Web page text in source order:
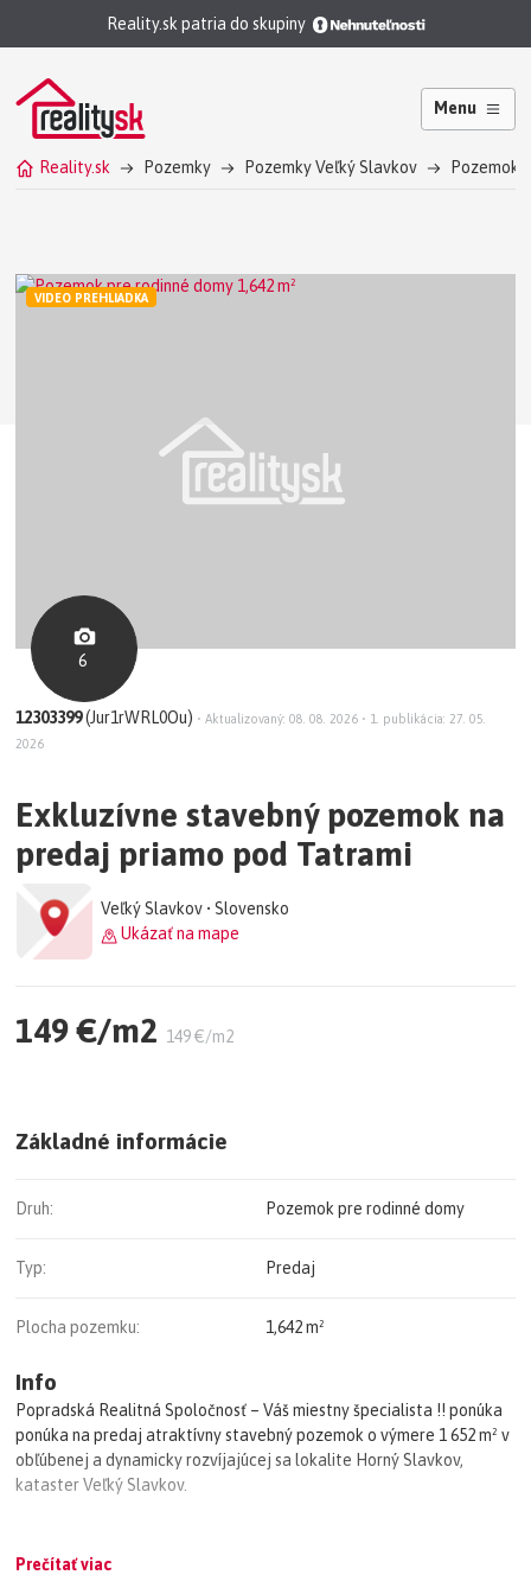
Reality.sk patria do skupiny
Menu
Reality.sk Pozemky Pozemky Veľký Slavkov Pozemok
VIDEO PREHLIADKA
6
12303399(Jur1rWRL0Ou) • Aktualizovaný: 08. 08. 2026 • 1. publikácia: 27. 05.
2026
Exkluzívne stavebný pozemok na
predaj priamo pod Tatrami
Veľký Slavkov • Slovensko
Ukázať na mape
149 €/m2 149 €/m2
Základné informácie
Druh: Pozemok pre rodinné domy
Typ: Predaj
Plocha pozemku: 1,642 m²
Info
Popradská Realitná Spoločnosť – Váš miestny špecialista !! ponúka
ponúka na predaj atraktívny stavebný pozemok o výmere 1 652 m² v
obľúbenej a dynamicky rozvíjajúcej sa lokalite Horný Slavkov,
kataster Veľký Slavkov.
Tento jedinečný pozemok s výmerou 1 642 m² ponúka výbornú
Prečítať viac